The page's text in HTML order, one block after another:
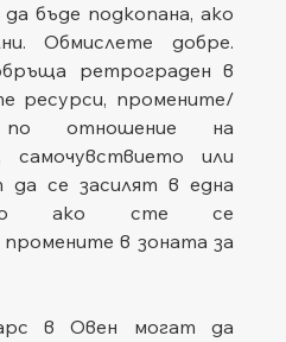
бъде подкопана, ако
Обмислете добре.
ретрограден в
ресурси, промените/
по отношение на
самочувствието или
да се засилят в една
ако сте се
в зоната за
в Овен могат да